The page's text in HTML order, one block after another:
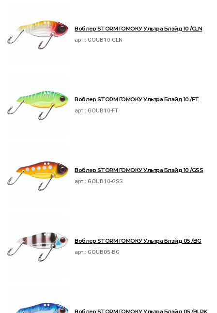
Воблер STORM ГОМОКУ Ультра Блэйд 10 /CLN
арт.: GOUB10-CLN
Воблер STORM ГОМОКУ Ультра Блэйд 10 /FT
арт.: GOUB10-FT
Воблер STORM ГОМОКУ Ультра Блэйд 10 /GSS
арт.: GOUB10-GSS
Воблер STORM ГОМОКУ Ультра Блэйд 05 /BG
арт.: GOUB05-BG
Воблер STORM ГОМОКУ Ультра Блэйд 05 /BLPK